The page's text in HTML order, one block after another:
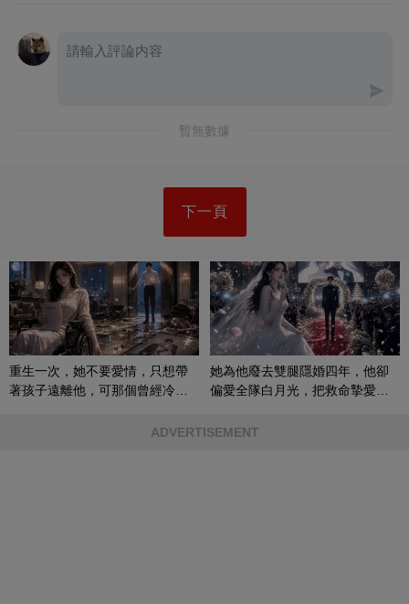
暫無數據
下一頁
重生一次，她不要愛情，只想帶
著孩子遠離他，可那個曾經冷漠
她為他廢去雙腿隱婚四年，他卻
偏愛全隊白月光，把救命摯愛當
ADVERTISEMENT